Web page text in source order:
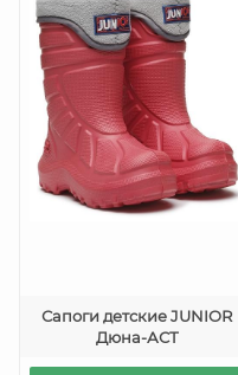
Сапоги детские JUNIOR
Дюна-АСТ